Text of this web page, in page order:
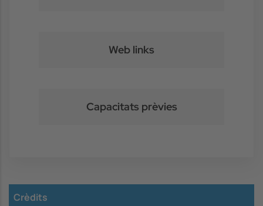
Web links
Capacitats prèvies
Crèdits